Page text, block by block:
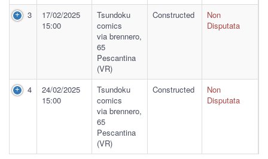
3
17/02/2025
15:00
Tsundoku
comics
via brennero,
65
Pescantina
(VR)
Constructed
Non
Disputata
4
24/02/2025
15:00
Tsundoku
comics
via brennero,
65
Pescantina
(VR)
Constructed
Non
Disputata